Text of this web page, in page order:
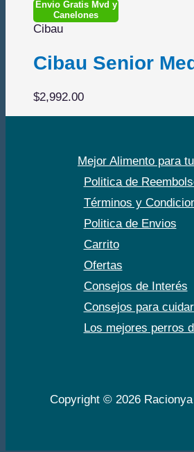
Envio Gratis Mvd y
Canelones
Cibau
Cibau Senior
$2,992.00
Mejor Alimento para
Politica de
Términos y
Politica de Envios
Carrito
Ofertas
Consejos de Interés
Consejos para
Los mejores perros
Copyright © 2026 Racionya